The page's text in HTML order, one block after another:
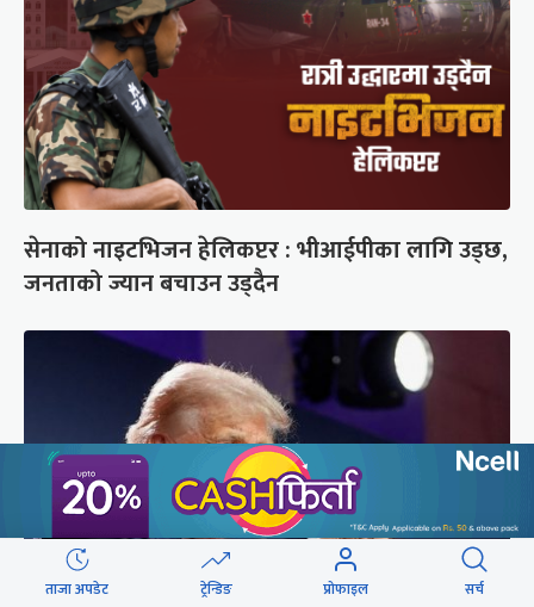
सेनाको नाइटभिजन हेलिकप्टर : भीआईपीका लागि उड्छ,
जनताको ज्यान बचाउन उड्दैन
ताजा अपडेट ट्रेन्डिङ प्रोफाइल सर्च